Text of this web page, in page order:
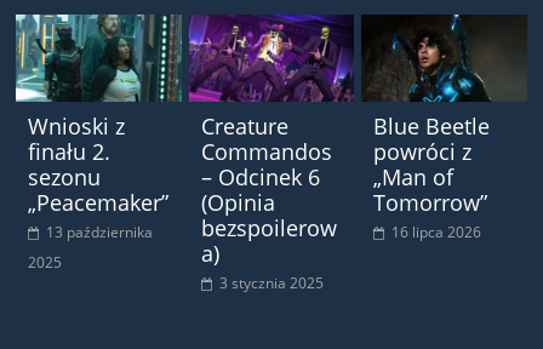
Wnioski z
finału 2.
sezonu
„Peacemaker”
13 października
2025
Creature
Commandos
– Odcinek 6
(Opinia
bezspoilerow
a)
3 stycznia 2025
Blue Beetle
powróci z
„Man of
Tomorrow”
16 lipca 2026